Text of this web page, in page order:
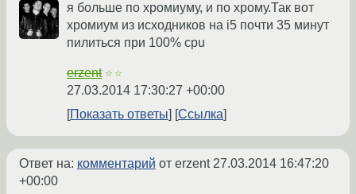
я больше по хромиуму, и по хрому.Так вот
хромиум из исходников на i5 почти 35 минут
пилиться при 100% cpu
erzent ☆☆
27.03.2014 17:30:27 +00:00
Показать ответы
Ссылка
Ответ на: комментарий от erzent 27.03.2014 16:47:20
+00:00